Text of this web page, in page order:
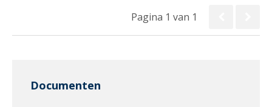
Pagina 1 van 1
Documenten